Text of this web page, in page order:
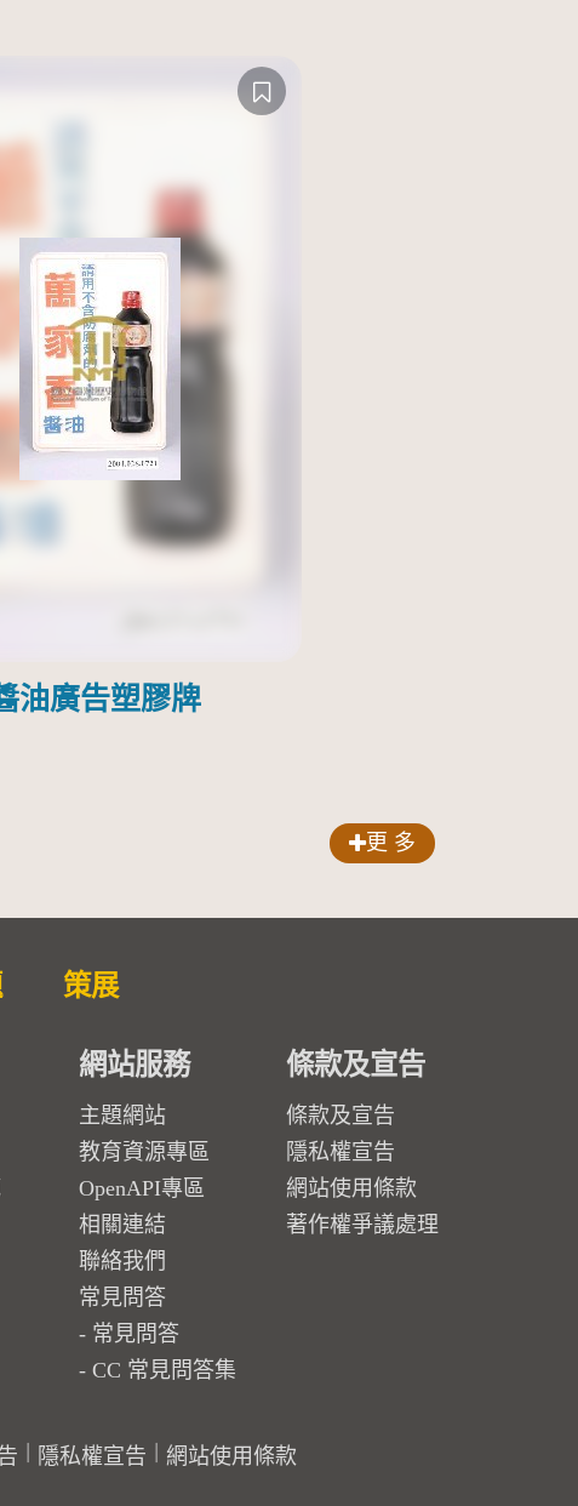
油廣告塑膠牌
更 多
策展
網站服務
主題網站
教育資源專區
OpenAPI專區
相關連結
聯絡我們
常見問答
常見問答
CC 常見問答集
條款及宣告
條款及宣告
隱私權宣告
網站使用條款
著作權爭議處理
隱私權宣告 網站使用條款